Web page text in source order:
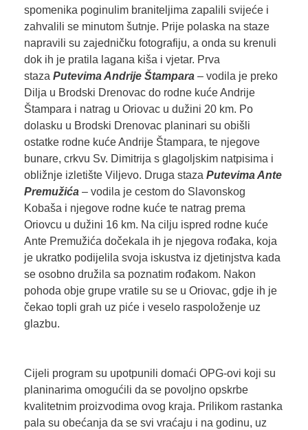
spomenika poginulim braniteljima zapalili svijeće i
zahvalili se minutom šutnje. Prije polaska na staze
napravili su zajedničku fotografiju, a onda su krenuli
dok ih je pratila lagana kiša i vjetar. Prva
staza Putevima Andrije Štampara– vodila je preko
Dilja u Brodski Drenovac do rodne kuće Andrije
Štampara i natrag u Oriovac u dužini 20 km. Po
dolasku u Brodski Drenovac planinari su obišli
ostatke rodne kuće Andrije Štampara, te njegove
bunare, crkvu Sv. Dimitrija s glagoljskim natpisima i
obližnje izletište Viljevo. Druga staza Putevima Ante
Premužića– vodila je cestom do Slavonskog
Kobaša i njegove rodne kuće te natrag prema
Oriovcu u dužini 16 km. Na cilju ispred rodne kuće
Ante Premužića dočekala ih je njegova rođaka, koja
je ukratko podijelila svoja iskustva iz djetinjstva kada
se osobno družila sa poznatim rođakom. Nakon
pohoda obje grupe vratile su se u Oriovac, gdje ih je
čekao topli grah uz piće i veselo raspoloženje uz
glazbu.
Cijeli program su upotpunili domaći OPG-ovi koji su
planinarima omogućili da se povoljno opskrbe
kvalitetnim proizvodima ovog kraja. Prilikom rastanka
pala su obećanja da se svi vraćaju i na godinu, uz